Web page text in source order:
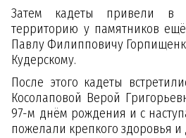
Затем кадеты привели в
территорию у памятников
Павлу Филипповичу
Кудерскому.
После этого кадеты
Косолаповой Верой
97-м днём рождения и с
пожелали крепкого здоровья и